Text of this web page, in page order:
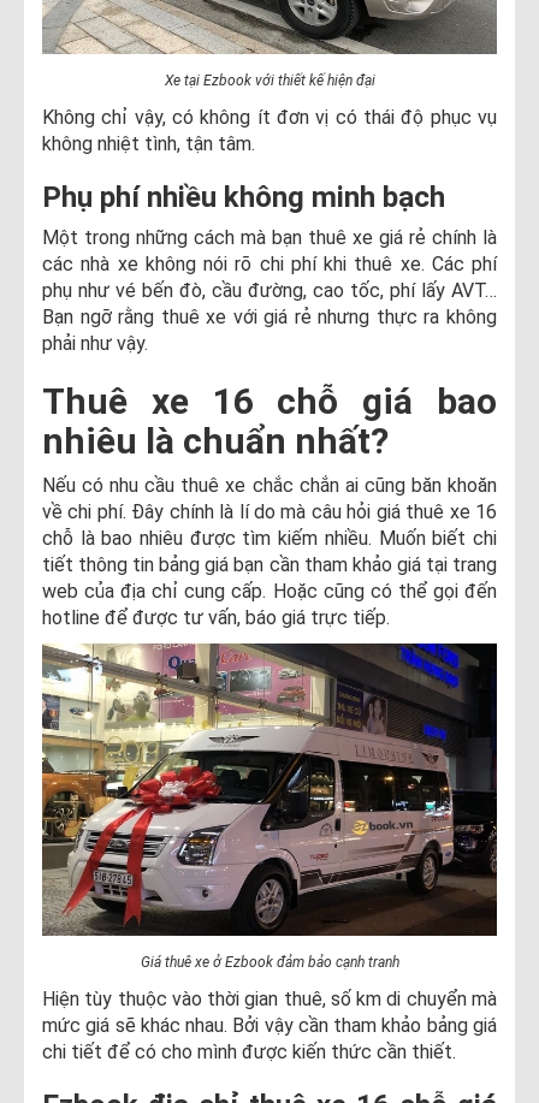
Xe tại Ezbook với thiết kế hiện đại
Không chỉ vậy, có không ít đơn vị có thái độ phục vụ
không nhiệt tình, tận tâm.
Phụ phí nhiều không minh bạch
Một trong những cách mà bạn thuê xe giá rẻ chính là
các nhà xe không nói rõ chi phí khi thuê xe. Các phí
phụ như vé bến đò, cầu đường, cao tốc, phí lấy AVT…
Bạn ngỡ rằng thuê xe với giá rẻ nhưng thực ra không
phải như vậy.
Thuê xe 16 chỗ giá bao
nhiêu là chuẩn nhất?
Nếu có nhu cầu thuê xe chắc chắn ai cũng băn khoăn
về chi phí. Đây chính là lí do mà câu hỏi giá thuê xe 16
chỗ là bao nhiêu được tìm kiếm nhiều. Muốn biết chi
tiết thông tin bảng giá bạn cần tham khảo giá tại trang
web của địa chỉ cung cấp. Hoặc cũng có thể gọi đến
hotline để được tư vấn, báo giá trực tiếp.
Giá thuê xe ở Ezbook đảm bảo cạnh tranh
Hiện tùy thuộc vào thời gian thuê, số km di chuyển mà
mức giá sẽ khác nhau. Bởi vậy cần tham khảo bảng giá
chi tiết để có cho mình được kiến thức cần thiết.